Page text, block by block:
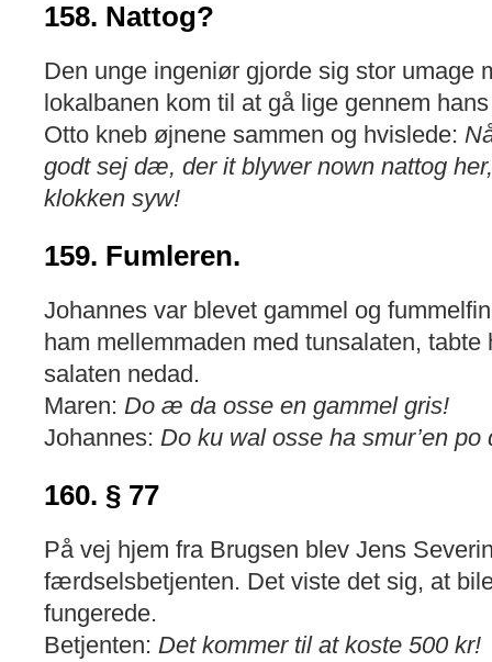
158. Nattog?
Den unge ingeniør gjorde sig stor umage
lokalbanen kom til at gå lige gennem
Otto kneb øjnene sammen og hvislede:
godt sej dæ, der it blywer nown nattog
klokken syw!
159. Fumleren.
Johannes var blevet gammel og
ham mellemmaden med tunsalaten, tabte
salaten nedad.
Maren: Do æ da osse en gammel gris!
Johannes: Do ku wal osse ha smur’en po
160. § 77
På vej hjem fra Brugsen blev Jens
færdselsbetjenten. Det viste det sig, at
fungerede.
Betjenten: Det kommer til at koste 500 kr!